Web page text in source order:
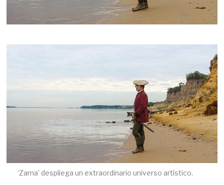
‘Zama’ despliega un extraordinario universo artístico.